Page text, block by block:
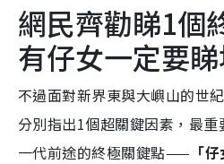
網民齊勸睇1個
有仔女一定要
不過面對新界東與大嶼山的世
分別指出1個超關鍵因素，最
一代前途的終極關鍵點—— 「